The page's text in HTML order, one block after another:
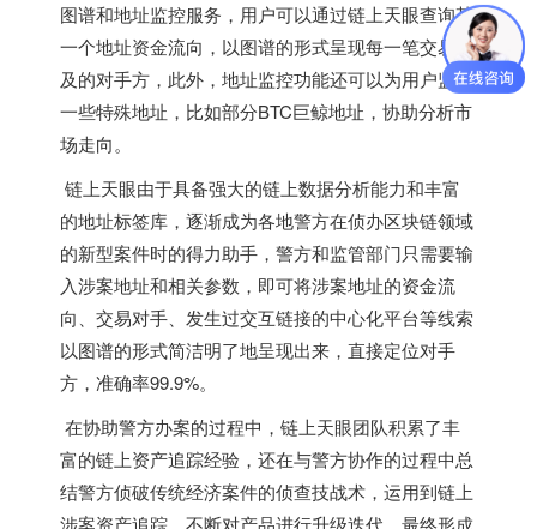
图谱和地址监控服务，用户可以通过链上天眼查询某
一个地址资金流向，以图谱的形式呈现每一笔交易涉
及的对手方，此外，地址监控功能还可以为用户监控
一些特殊地址，比如部分BTC巨鲸地址，协助分析市
场走向。
链上天眼由于具备强大的链上数据分析能力和丰富
的地址标签库，逐渐成为各地警方在侦办区块链领域
的新型案件时的得力助手，警方和监管部门只需要输
入涉案地址和相关参数，即可将涉案地址的资金流
向、交易对手、发生过交互链接的中心化平台等线索
以图谱的形式简洁明了地呈现出来，直接定位对手
方，准确率99.9%。
在协助警方办案的过程中，链上天眼团队积累了丰
富的链上资产追踪经验，还在与警方协作的过程中总
结警方侦破传统经济案件的侦查技战术，运用到链上
涉案资产追踪，不断对产品进行升级迭代，最终形成